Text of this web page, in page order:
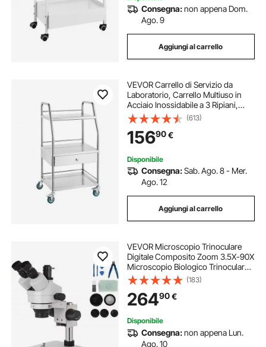
Consegna:non appena Dom.
Ago. 9
Aggiungi al carrello
VEVOR Carrello di Servizio da
Laboratorio, Carrello Multiuso in
Acciaio Inossidabile a 3 Ripiani,
Carrello Medico Odontoiatrico
Ruote Bloccabili per Laboratorio,
Ospedale
(613)
15690€
Disponibile
Consegna:Sab. Ago. 8 - Mer.
Ago. 12
Aggiungi al carrello
VEVOR Microscopio Trinoculare
Digitale Composito Zoom 3.5X-90X
Microscopio Biologico Trinoculare
Senza Luce da Laboratorio 360°
Girevole con Supporto a Colonna
Senza Luce
(183)
26490€
Disponibile
Consegna:non appena Lun.
Ago. 10